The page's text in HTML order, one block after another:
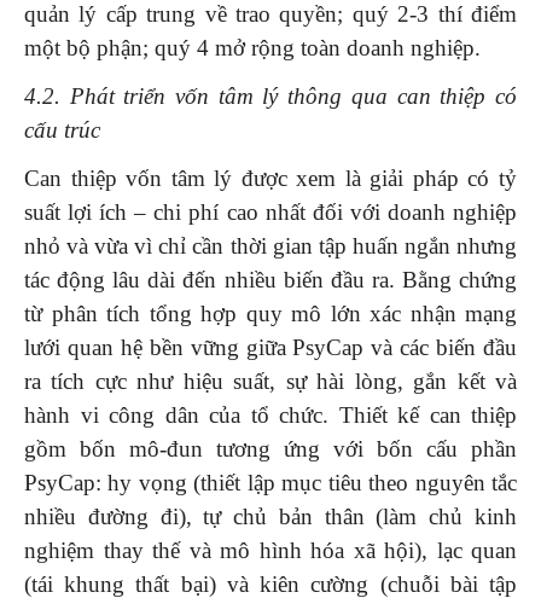
quản lý cấp trung về trao quyền; quý 2-3 thí điểm
một bộ phận; quý 4 mở rộng toàn doanh nghiệp.
4.2. Phát triển vốn tâm lý thông qua can thiệp có
cấu trúc
Can thiệp vốn tâm lý được xem là giải pháp có tỷ
suất lợi ích – chi phí cao nhất đối với doanh nghiệp
nhỏ và vừa vì chỉ cần thời gian tập huấn ngắn nhưng
tác động lâu dài đến nhiều biến đầu ra. Bằng chứng
từ phân tích tổng hợp quy mô lớn xác nhận mạng
lưới quan hệ bền vững giữa PsyCap và các biến đầu
ra tích cực như hiệu suất, sự hài lòng, gắn kết và
hành vi công dân của tổ chức. Thiết kế can thiệp
gồm bốn mô-đun tương ứng với bốn cấu phần
PsyCap: hy vọng (thiết lập mục tiêu theo nguyên tắc
nhiều đường đi), tự chủ bản thân (làm chủ kinh
nghiệm thay thế và mô hình hóa xã hội), lạc quan
(tái khung thất bại) và kiên cường (chuỗi bài tập